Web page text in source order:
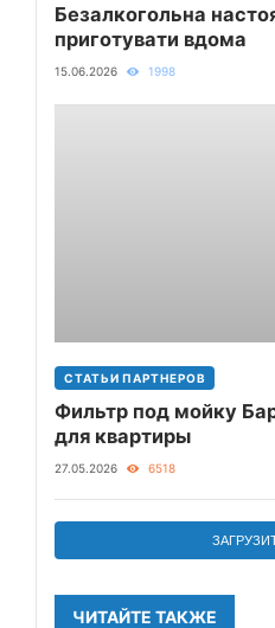
Безалкогольна
приготувати вдома
15.06.2026 1998
СТАТЬИ ПАРТНЕРОВ
Фильтр под мойку
для квартиры
27.05.2026 6518
ЧИТАЙТЕ ТАКЖЕ